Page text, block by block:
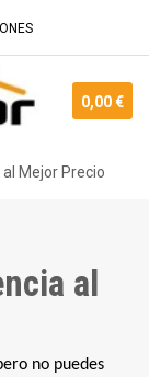
0,00 €
Mejor Precio
al
no puedes